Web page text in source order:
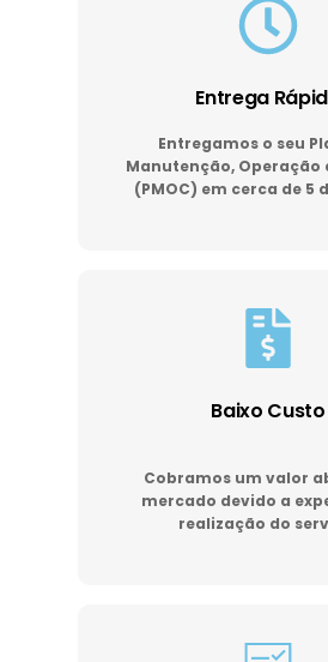
Entrega
Entregamos o seu
Manutenção, Operação
(PMOC) em cerca de 5
Baixo Custo
Cobramos um valor
mercado devido a
realização do